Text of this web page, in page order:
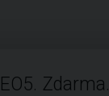
Zdarma.